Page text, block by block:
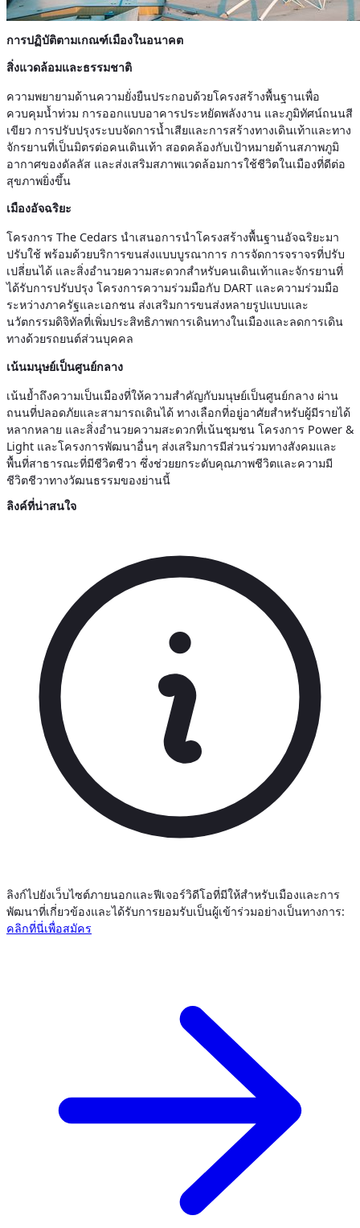
การปฏิบัติตามเกณฑ์เมืองในอนาคต
สิ่งแวดล้อมและธรรมชาติ
ความพยายามด้านความยั่งยืนประกอบด้วยโครงสร้างพื้นฐานเพื่อ
ควบคุมน้ำท่วม การออกแบบอาคารประหยัดพลังงาน และภูมิทัศน์ถนนสี
เขียว การปรับปรุงระบบจัดการน้ำเสียและการสร้างทางเดินเท้าและทาง
จักรยานที่เป็นมิตรต่อคนเดินเท้า สอดคล้องกับเป้าหมายด้านสภาพภูมิ
อากาศของดัลลัส และส่งเสริมสภาพแวดล้อมการใช้ชีวิตในเมืองที่ดีต่อ
สุขภาพยิ่งขึ้น
เมืองอัจฉริยะ
โครงการ The Cedars นำเสนอการนำโครงสร้างพื้นฐานอัจฉริยะมา
ปรับใช้ พร้อมด้วยบริการขนส่งแบบบูรณาการ การจัดการจราจรที่ปรับ
เปลี่ยนได้ และสิ่งอำนวยความสะดวกสำหรับคนเดินเท้าและจักรยานที่
ได้รับการปรับปรุง โครงการความร่วมมือกับ DART และความร่วมมือ
ระหว่างภาครัฐและเอกชน ส่งเสริมการขนส่งหลายรูปแบบและ
นวัตกรรมดิจิทัลที่เพิ่มประสิทธิภาพการเดินทางในเมืองและลดการเดิน
ทางด้วยรถยนต์ส่วนบุคคล
เน้นมนุษย์เป็นศูนย์กลาง
เน้นย้ำถึงความเป็นเมืองที่ให้ความสำคัญกับมนุษย์เป็นศูนย์กลาง ผ่าน
ถนนที่ปลอดภัยและสามารถเดินได้ ทางเลือกที่อยู่อาศัยสำหรับผู้มีรายได้
หลากหลาย และสิ่งอำนวยความสะดวกที่เน้นชุมชน โครงการ Power &
Light และโครงการพัฒนาอื่นๆ ส่งเสริมการมีส่วนร่วมทางสังคมและ
พื้นที่สาธารณะที่มีชีวิตชีวา ซึ่งช่วยยกระดับคุณภาพชีวิตและความมี
ชีวิตชีวาทางวัฒนธรรมของย่านนี้
ลิงค์ที่น่าสนใจ
ลิงก์ไปยังเว็บไซต์ภายนอกและฟีเจอร์วิดีโอที่มีให้สำหรับเมืองและการ
พัฒนาที่เกี่ยวข้องและได้รับการยอมรับเป็นผู้เข้าร่วมอย่างเป็นทางการ:
คลิกที่นี่เพื่อสมัคร